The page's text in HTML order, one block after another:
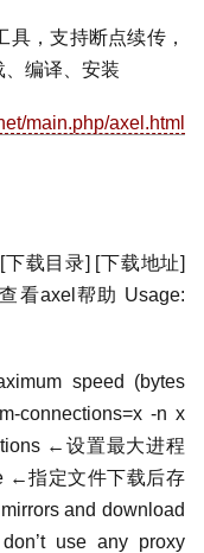
，支持断点续传，
编译、安装
main.php/axel.html
载目录] [下载地址]
看axel帮助 Usage:
speed (bytes
connections=x -n x
←设置最大进程
←指定文件下载后存
and download
use any proxy